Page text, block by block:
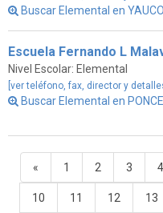
Buscar Elemental en
Escuela Fernando L
Nivel Escolar: Elemental
[ver teléfono, fax, director y
Buscar Elemental en
« 1 2 3 4
10 11 12 13